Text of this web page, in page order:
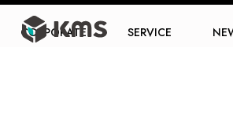
CORPORATE SERVICE